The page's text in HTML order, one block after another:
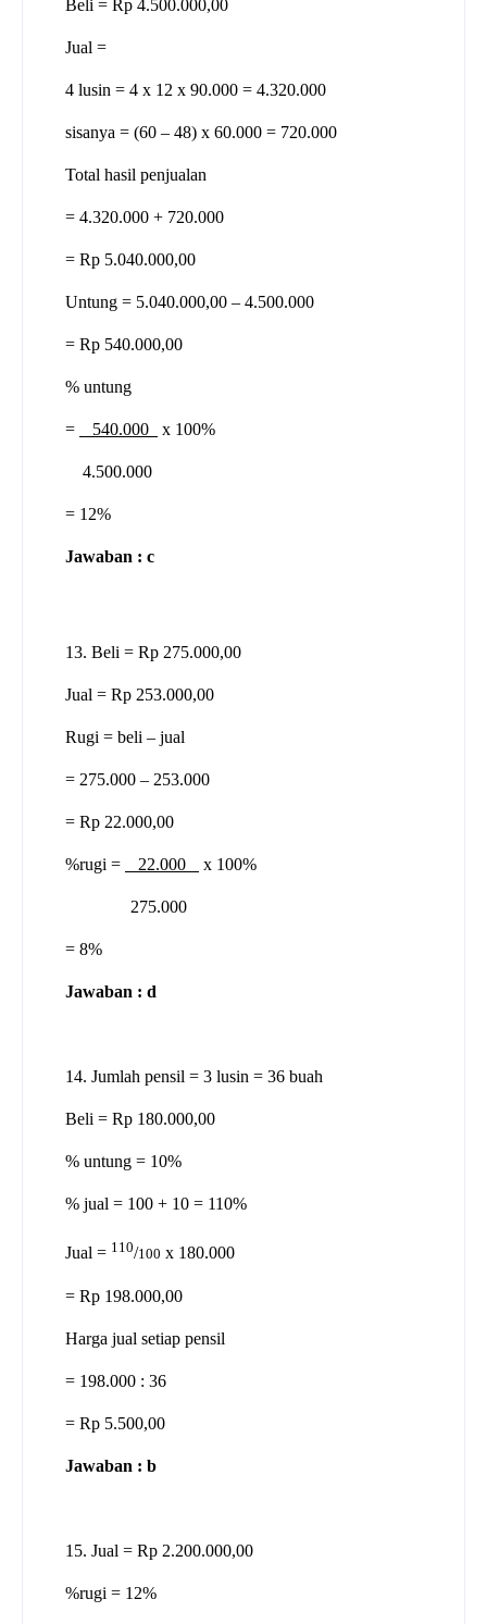
Beli = Rp 4.500.000,00
Jual =
4 lusin = 4 x 12 x 90.000 = 4.320.000
sisanya = (60 – 48) x 60.000 = 720.000
Total hasil penjualan
= 4.320.000 + 720.000
= Rp 5.040.000,00
Untung = 5.040.000,00 – 4.500.000
= Rp 540.000,00
% untung
= 540.000 x 100%
4.500.000
= 12%
Jawaban : c
13. Beli = Rp 275.000,00
Jual = Rp 253.000,00
Rugi = beli – jual
= 275.000 – 253.000
= Rp 22.000,00
%rugi = 22.000 x 100%
275.000
= 8%
Jawaban : d
14. Jumlah pensil = 3 lusin = 36 buah
Beli = Rp 180.000,00
% untung = 10%
% jual = 100 + 10 = 110%
Jual = 110/100 x 180.000
= Rp 198.000,00
Harga jual setiap pensil
= 198.000 : 36
= Rp 5.500,00
Jawaban : b
15. Jual = Rp 2.200.000,00
%rugi = 12%